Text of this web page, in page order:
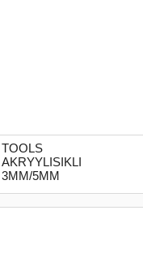
TOOLS
AKRYYLISIKLI
3MM/5MM